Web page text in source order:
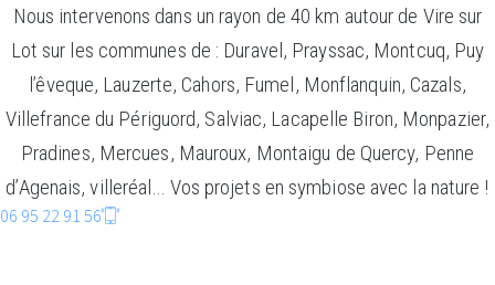
Nous intervenons dans un rayon de 40 km autour de Vire sur
Lot sur les communes de : Duravel, Prayssac, Montcuq, Puy
l’êveque, Lauzerte, Cahors, Fumel, Monflanquin, Cazals,
Villefrance du Périguord, Salviac, Lacapelle Biron, Monpazier,
Pradines, Mercues, Mauroux, Montaigu de Quercy, Penne
d’Agenais, villeréal… Vos projets en symbiose avec la nature !
06 95 22 91 56